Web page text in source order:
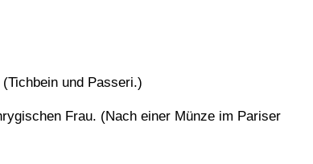
und Passeri.)
Frau. (Nach einer Münze im Pariser